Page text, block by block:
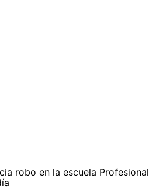
robo en la escuela Profesional